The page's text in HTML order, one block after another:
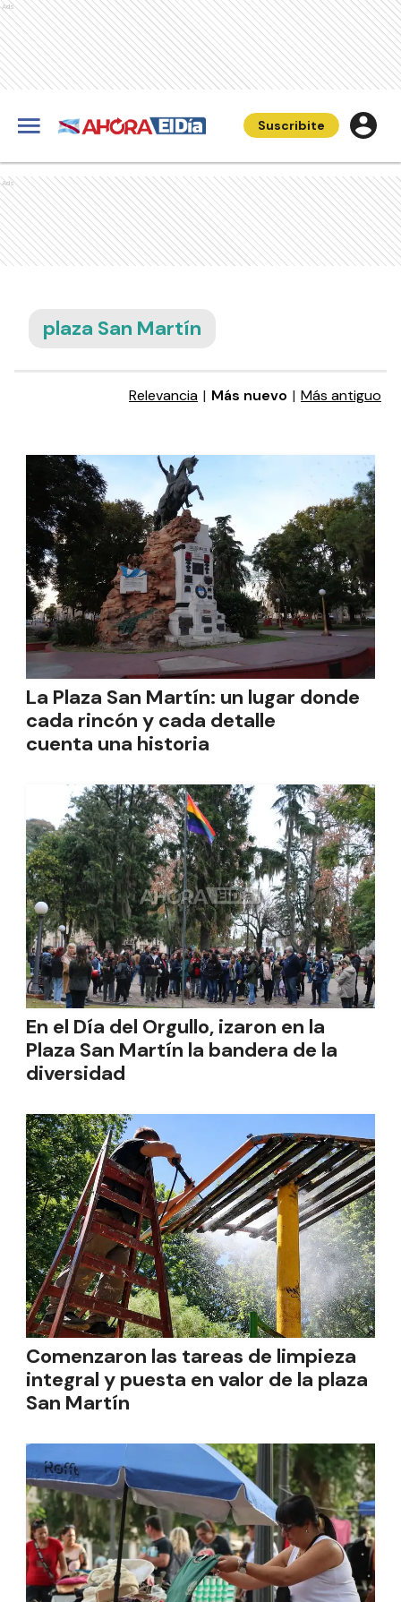
Ads
Suscribite
Ads
plaza San Martín
Relevancia | Más nuevo | Más antiguo
La Plaza San Martín: un lugar donde
cada rincón y cada detalle
cuenta una historia
En el Día del Orgullo, izaron en la
Plaza San Martín la bandera de la
diversidad
Comenzaron las tareas de limpieza
integral y puesta en valor de la plaza
San Martín